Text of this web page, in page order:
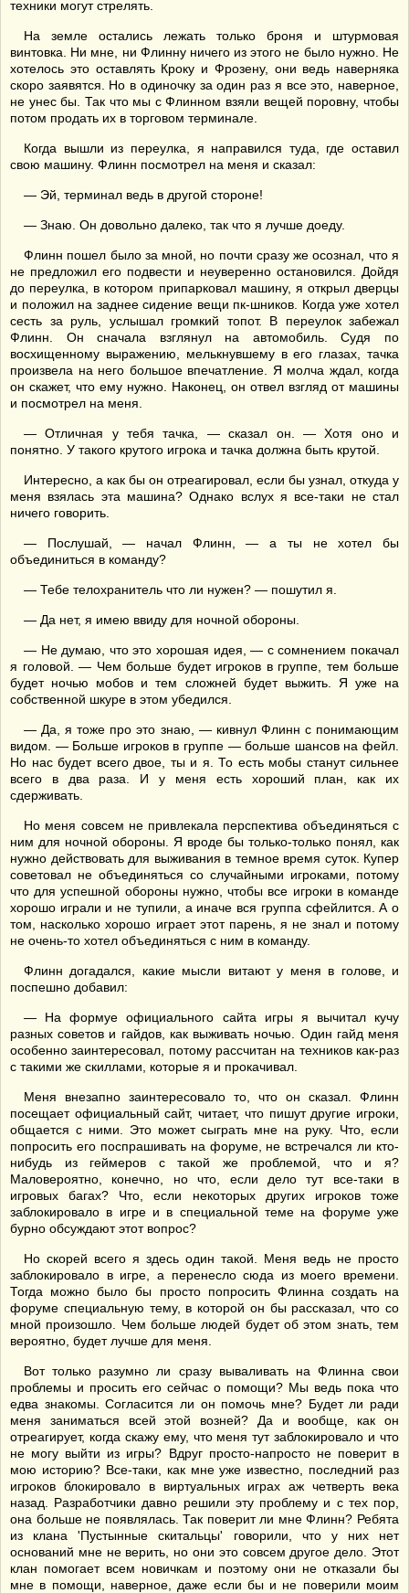
техники могут стрелять.
На земле остались лежать только броня и штурмовая
винтовка. Ни мне, ни Флинну ничего из этого не было нужно. Не
хотелось это оставлять Кроку и Фрозену, они ведь наверняка
скоро заявятся. Но в одиночку за один раз я все это, наверное,
не унес бы. Так что мы с Флинном взяли вещей поровну, чтобы
потом продать их в торговом терминале.
Когда вышли из переулка, я направился туда, где оставил
свою машину. Флинн посмотрел на меня и сказал:
— Эй, терминал ведь в другой стороне!
— Знаю. Он довольно далеко, так что я лучше доеду.
Флинн пошел было за мной, но почти сразу же осознал, что я
не предложил его подвести и неуверенно остановился. Дойдя
до переулка, в котором припарковал машину, я открыл дверцы
и положил на заднее сидение вещи пк-шников. Когда уже хотел
сесть за руль, услышал громкий топот. В переулок забежал
Флинн. Он сначала взглянул на автомобиль. Судя по
восхищенному выражению, мелькнувшему в его глазах, тачка
произвела на него большое впечатление. Я молча ждал, когда
он скажет, что ему нужно. Наконец, он отвел взгляд от машины
и посмотрел на меня.
— Отличная у тебя тачка, — сказал он. — Хотя оно и
понятно. У такого крутого игрока и тачка должна быть крутой.
Интересно, а как бы он отреагировал, если бы узнал, откуда у
меня взялась эта машина? Однако вслух я все-таки не стал
ничего говорить.
— Послушай, — начал Флинн, — а ты не хотел бы
объединиться в команду?
— Тебе телохранитель что ли нужен? — пошутил я.
— Да нет, я имею ввиду для ночной обороны.
— Не думаю, что это хорошая идея, — с сомнением покачал
я головой. — Чем больше будет игроков в группе, тем больше
будет ночью мобов и тем сложней будет выжить. Я уже на
собственной шкуре в этом убедился.
— Да, я тоже про это знаю, — кивнул Флинн с понимающим
видом. — Больше игроков в группе — больше шансов на фейл.
Но нас будет всего двое, ты и я. То есть мобы станут сильнее
всего в два раза. И у меня есть хороший план, как их
сдерживать.
Но меня совсем не привлекала перспектива объединяться с
ним для ночной обороны. Я вроде бы только-только понял, как
нужно действовать для выживания в темное время суток. Купер
советовал не объединяться со случайными игроками, потому
что для успешной обороны нужно, чтобы все игроки в команде
хорошо играли и не тупили, а иначе вся группа сфейлится. А о
том, насколько хорошо играет этот парень, я не знал и потому
не очень-то хотел объединяться с ним в команду.
Флинн догадался, какие мысли витают у меня в голове, и
поспешно добавил:
— На формуе официального сайта игры я вычитал кучу
разных советов и гайдов, как выживать ночью. Один гайд меня
особенно заинтересовал, потому рассчитан на техников как-раз
с такими же скиллами, которые я и прокачивал.
Меня внезапно заинтересовало то, что он сказал. Флинн
посещает официальный сайт, читает, что пишут другие игроки,
общается с ними. Это может сыграть мне на руку. Что, если
попросить его поспрашивать на форуме, не встречался ли кто-
нибудь из геймеров с такой же проблемой, что и я?
Маловероятно, конечно, но что, если дело тут все-таки в
игровых багах? Что, если некоторых других игроков тоже
заблокировало в игре и в специальной теме на форуме уже
бурно обсуждают этот вопрос?
Но скорей всего я здесь один такой. Меня ведь не просто
заблокировало в игре, а перенесло сюда из моего времени.
Тогда можно было бы просто попросить Флинна создать на
форуме специальную тему, в которой он бы рассказал, что со
мной произошло. Чем больше людей будет об этом знать, тем
вероятно, будет лучше для меня.
Вот только разумно ли сразу вываливать на Флинна свои
проблемы и просить его сейчас о помощи? Мы ведь пока что
едва знакомы. Согласится ли он помочь мне? Будет ли ради
меня заниматься всей этой возней? Да и вообще, как он
отреагирует, когда скажу ему, что меня тут заблокировало и что
не могу выйти из игры? Вдруг просто-напросто не поверит в
мою историю? Все-таки, как мне уже известно, последний раз
игроков блокировало в виртуальных играх аж четверть века
назад. Разработчики давно решили эту проблему и с тех пор,
она больше не появлялась. Так поверит ли мне Флинн? Ребята
из клана 'Пустынные скитальцы' говорили, что у них нет
оснований мне не верить, но они это совсем другое дело. Этот
клан помогает всем новичкам и поэтому они не отказали бы
мне в помощи, наверное, даже если бы и не поверили моим